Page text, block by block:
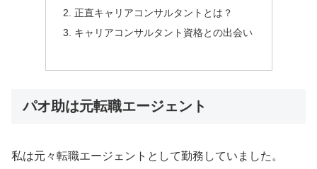
正直キャリアコンサルタントとは？
キャリアコンサルタント資格との出会い
パオ助は元転職エージェント
私は元々転職エージェントとして勤務していました。